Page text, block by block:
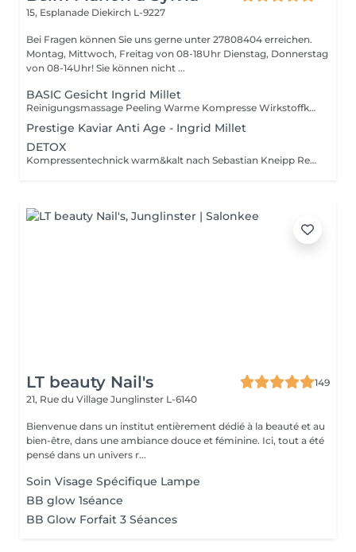
15, Esplanade Diekirch L-9227
Bei Fragen können Sie uns gerne unter 27808404 erreichen.
Montag, Mittwoch, Freitag von 08-18Uhr Dienstag, Donnerstag
von 08-14Uhr! Sie können nicht ...
BASIC Gesicht Ingrid Millet
Reinigungsmassage Peeling Warme Kompresse Wirkstoffkonzentrat Maske Abschlusspflege
Prestige Kaviar Anti Age - Ingrid Millet
DETOX
Kompressentechnick warm&kalt nach Sebastian Kneipp Reinigungsmassage Sanftes Peeling Enzym- oder Fruchtpeeling Warme Kompresse Gesichtsformende Detox Massage 24K Gold Maske Abschlusspflege
LT beauty Nail's
149
21, Rue du Village Junglinster L-6140
Bienvenue dans un institut entièrement dédié à la beauté et au
bien-être, dans une ambiance douce et féminine. Ici, tout a été
pensé dans un univers r...
Soin Visage Spécifique Lampe
BB glow 1séance
BB Glow Forfait 3 Séances